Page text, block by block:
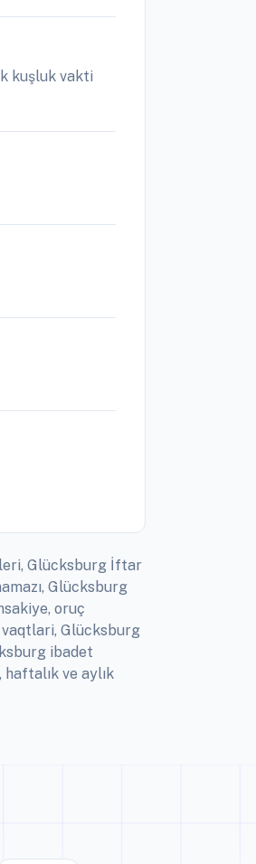
kuşluk vakti
Glücksburg İftar
Glücksburg
oruç
Glücksburg
ibadet
ve aylık